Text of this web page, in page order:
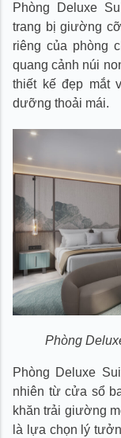
Phòng Deluxe
trang bị giường
riêng của phòng
quang cảnh núi
thiết kế đẹp mắt
dưỡng thoải mái.
Phòng
Phòng Deluxe
nhiên từ cửa sổ
khăn trải giường
là lựa chọn lý